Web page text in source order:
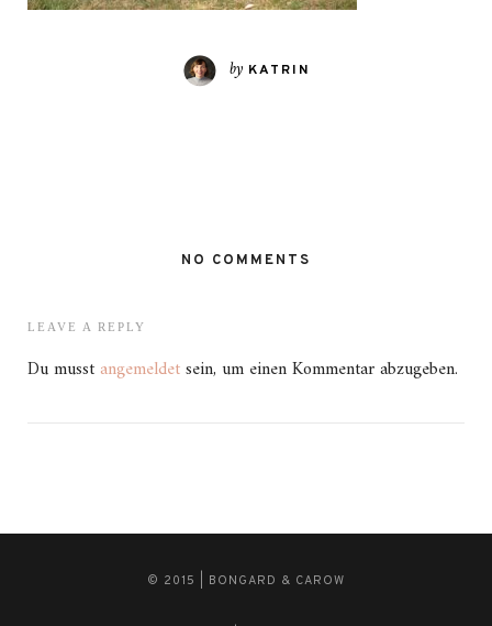
by KATRIN
NO COMMENTS
LEAVE A REPLY
Du musst angemeldetsein, um einen Kommentar abzugeben.
© 2015 | BONGARD & CAROW